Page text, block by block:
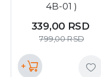
4B-01 )
339,00 RSD
799,00RSD
+